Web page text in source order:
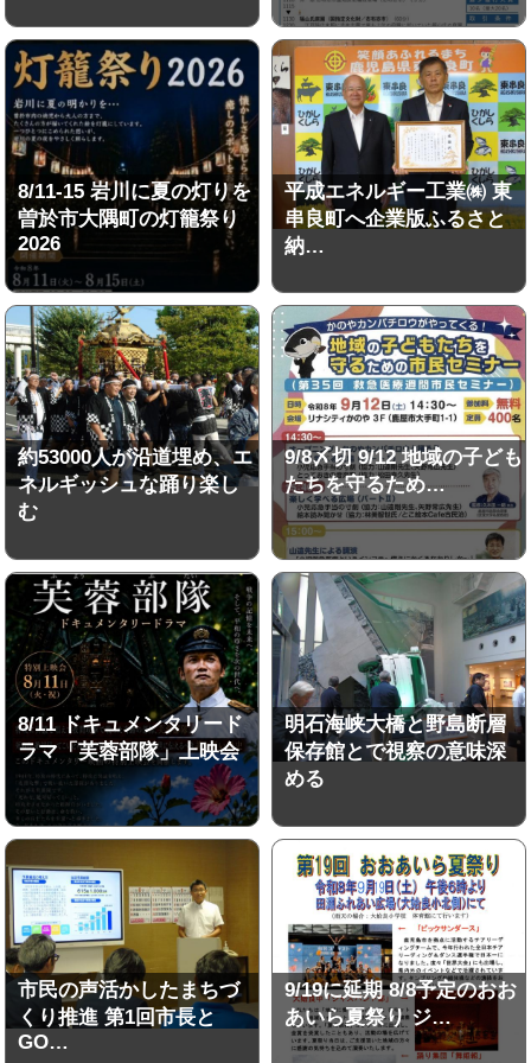
8/11-15 岩川に夏の灯りを
曽於市大隅町の灯籠祭り
2026
平成エネルギー工業㈱ 東
串良町へ企業版ふるさと
納…
約53000人が沿道埋め、エ
ネルギッシュな踊り楽し
む
9/8〆切 9/12 地域の子ども
たちを守るため…
8/11 ドキュメンタリード
ラマ「芙蓉部隊」上映会
明石海峡大橋と野島断層
保存館とで視察の意味深
める
市民の声活かしたまちづ
くり推進 第1回市長と
GO…
9/19に延期 8/8予定のおお
あいら夏祭り ジ…